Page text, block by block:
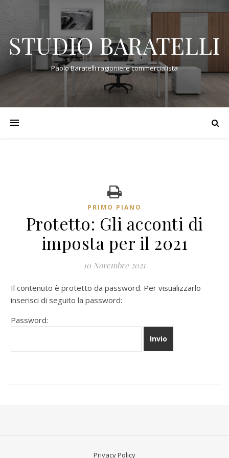
STUDIO BARATELLI
Paolo Baratelli ragioniere commercialista
PRIMO PIANO
Protetto: Gli acconti di
imposta per il 2021
10 Novembre 2021
Il contenuto è protetto da password. Per visualizzarlo
inserisci di seguito la password:
Password:
Privacy Policy